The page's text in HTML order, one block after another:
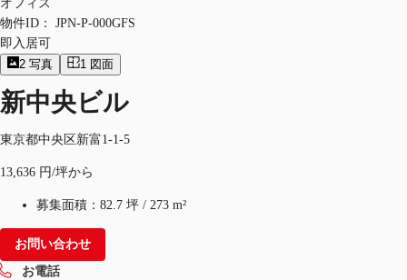
オフィス
物件ID：
JPN-P-000GFS
即入居可
2 写真 1 図面
新中央ビル
東京都中央区新富1-1-5
13,636 円/坪から
募集面積： 82.7 坪 / 273 m²
お問い合わせ
お電話